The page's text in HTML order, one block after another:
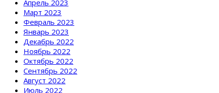
Апрель 2023
Март 2023
Февраль 2023
Январь 2023
Декабрь 2022
Ноябрь 2022
Октябрь 2022
Сентябрь 2022
Август 2022
Июль 2022